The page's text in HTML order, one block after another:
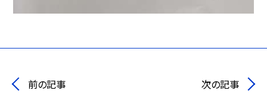
前の記事 次の記事